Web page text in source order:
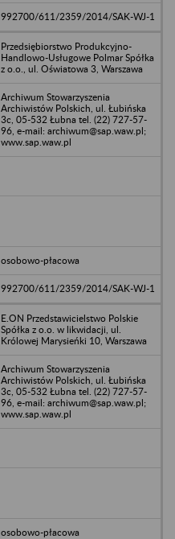
992700/611/2359/2014/SAK-WJ-1
Przedsiębiorstwo Produkcyjno-
Handlowo-Usługowe Polmar Spółka
z o.o., ul. Oświatowa 3, Warszawa
Archiwum Stowarzyszenia
Archiwistów Polskich, ul. Łubińska
3c, 05-532 Łubna tel. (22) 727-57-
96, e-mail: archiwum@sap.waw.pl;
www.sap.waw.pl
osobowo-płacowa
992700/611/2359/2014/SAK-WJ-1
E.ON Przedstawicielstwo Polskie
Spółka z o.o. w likwidacji, ul.
Królowej Marysieńki 10, Warszawa
Archiwum Stowarzyszenia
Archiwistów Polskich, ul. Łubińska
3c, 05-532 Łubna tel. (22) 727-57-
96, e-mail: archiwum@sap.waw.pl;
www.sap.waw.pl
osobowo-płacowa